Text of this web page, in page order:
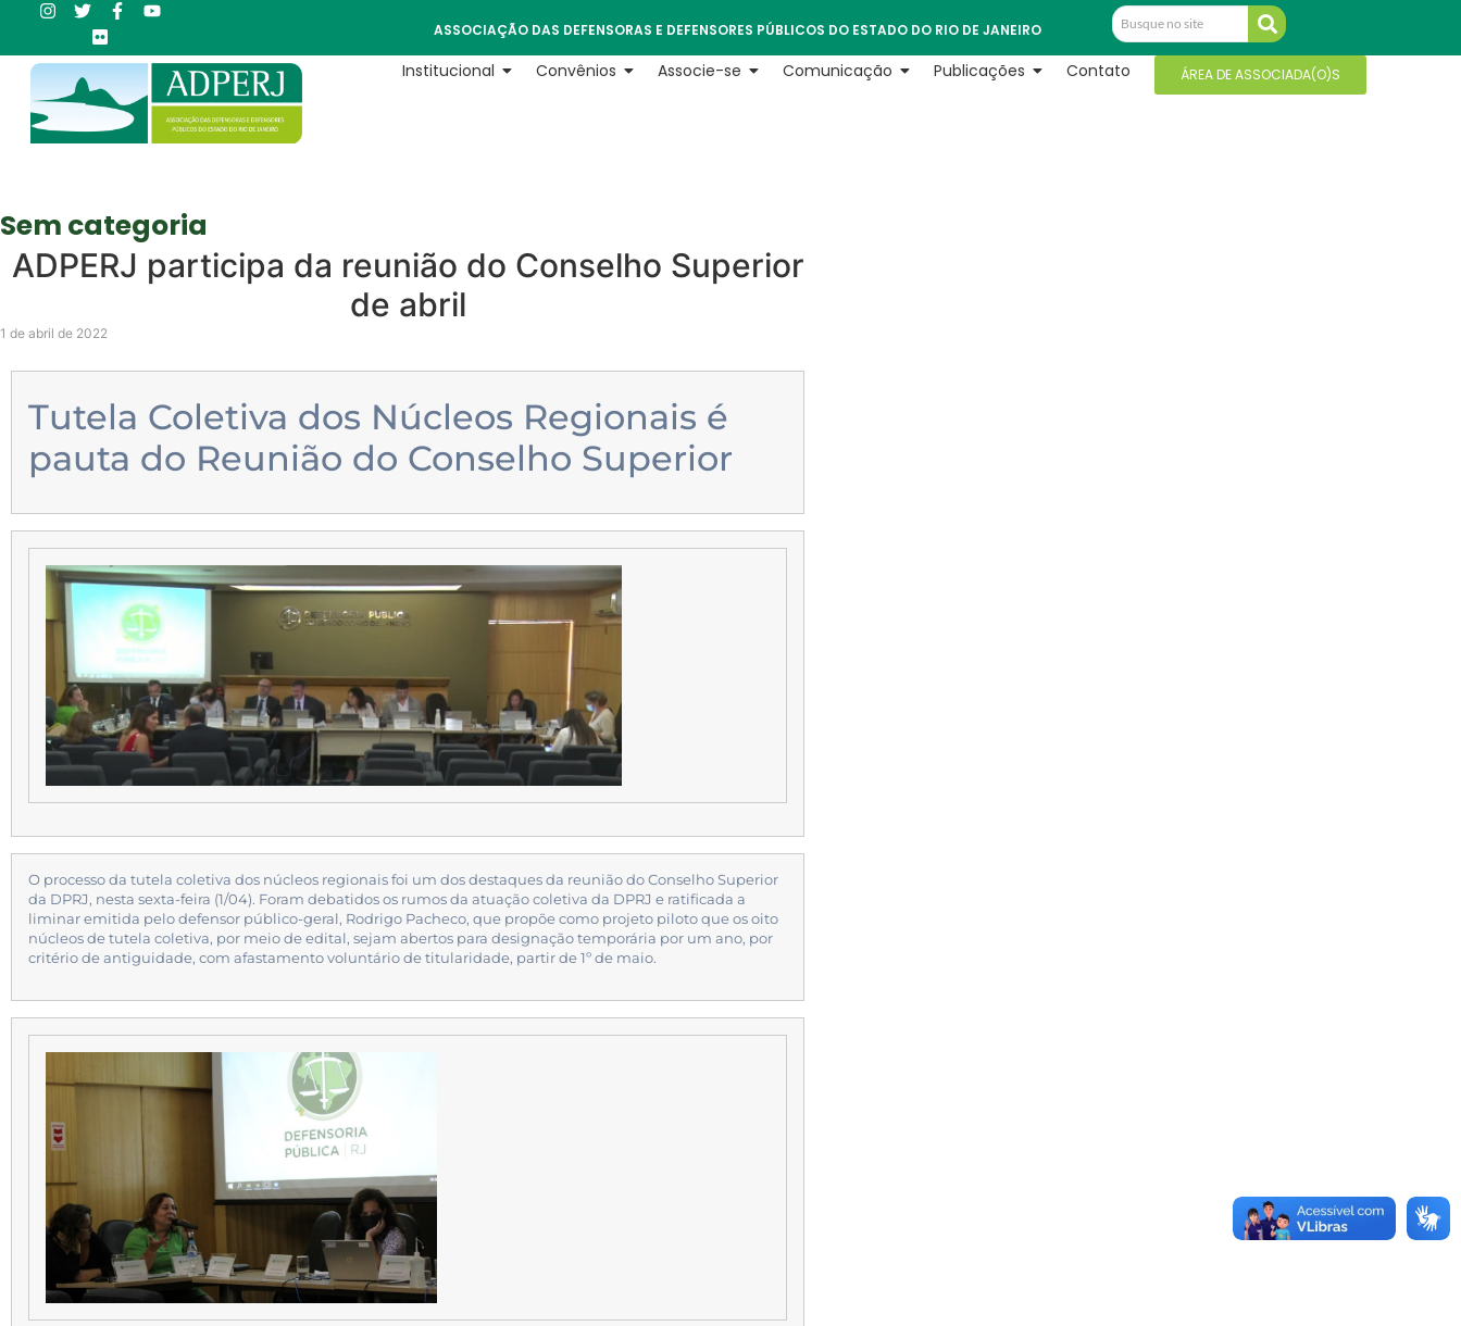
ASSOCIAÇÃO DAS DEFENSORAS E DEFENSORES PÚBLICOS DO ESTADO DO RIO DE JANEIRO
Institucional Convênios Associe-se Comunicação Publicações Contato ÁREA DE ASSOCIADA(O)S
Sem categoria
ADPERJ participa da reunião do Conselho Superior
de abril
1 de abril de 2022
Tutela Coletiva dos Núcleos Regionais é
pauta do Reunião do Conselho Superior
O processo da tutela coletiva dos núcleos regionais foi um dos destaques da reunião do Conselho Superior
da DPRJ, nesta sexta-feira (1/04). Foram debatidos os rumos da atuação coletiva da DPRJ e ratificada a
liminar emitida pelo defensor público-geral, Rodrigo Pacheco, que propõe como projeto piloto que os oito
núcleos de tutela coletiva, por meio de edital, sejam abertos para designação temporária por um ano, por
critério de antiguidade, com afastamento voluntário de titularidade, partir de 1º de maio.